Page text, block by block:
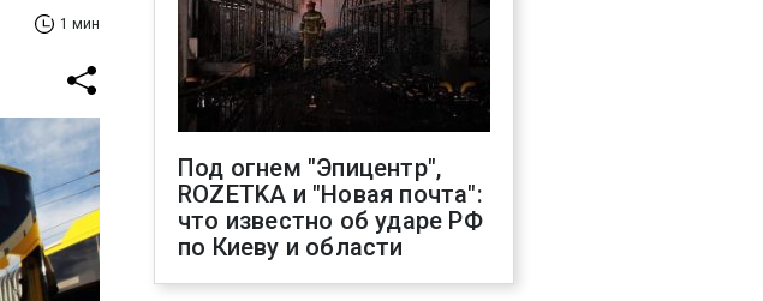
1 мин
Под огнем "Эпицентр",
ROZETKA и "Новая почта":
что известно об ударе РФ
по Киеву и области